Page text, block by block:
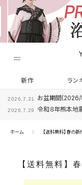
ス
プ
新作 ラン
2026.7.31 お盆期間
2026.7.29 令和８年熊本地
ホーム 【送料無料】春の
【送料無料】